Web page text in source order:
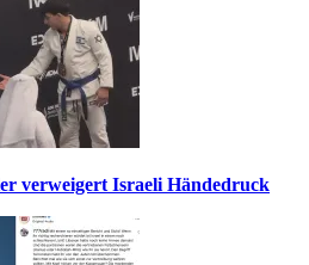
verweigert Israeli Händedruck